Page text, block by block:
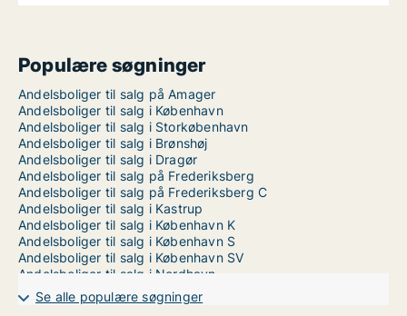
Populære søgninger
Andelsboliger til salg på Amager
Andelsboliger til salg i København
Andelsboliger til salg i Storkøbenhavn
Andelsboliger til salg i Brønshøj
Andelsboliger til salg i Dragør
Andelsboliger til salg på Frederiksberg
Andelsboliger til salg på Frederiksberg C
Andelsboliger til salg i Kastrup
Andelsboliger til salg i København K
Andelsboliger til salg i København S
Andelsboliger til salg i København SV
Andelsboliger til salg i Nordhavn
Andelsboliger til salg på Nørrebro
Andelsboliger til salg i Valby
Se alle populære søgninger